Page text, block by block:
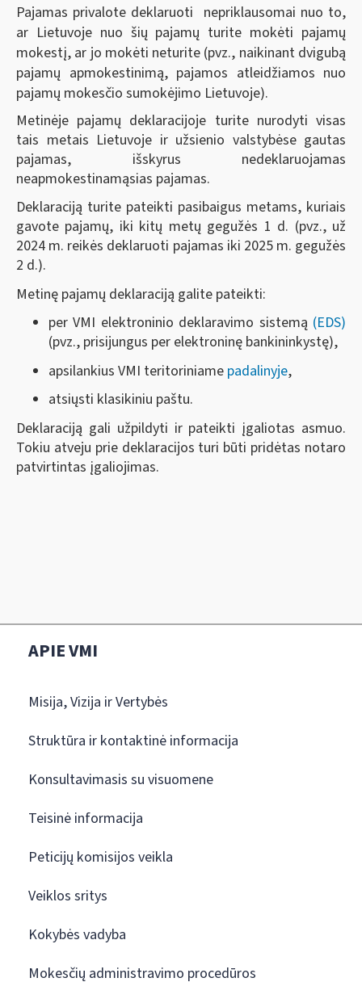
Pajamas privalote deklaruoti nepriklausomai nuo to,
ar Lietuvoje nuo šių pajamų turite mokėti pajamų
mokestį, ar jo mokėti neturite (pvz., naikinant dvigubą
pajamų apmokestinimą, pajamos atleidžiamos nuo
pajamų mokesčio sumokėjimo Lietuvoje).
Metinėje pajamų deklaracijoje turite nurodyti visas
tais metais Lietuvoje ir užsienio valstybėse gautas
pajamas, išskyrus nedeklaruojamas
neapmokestinamąsias pajamas.
Deklaraciją turite pateikti pasibaigus metams, kuriais
gavote pajamų, iki kitų metų gegužės 1 d. (pvz., už
2024 m. reikės deklaruoti pajamas iki 2025 m. gegužės
2 d.).
Metinę pajamų deklaraciją galite pateikti:
per VMI elektroninio deklaravimo sistemą (EDS)
(pvz., prisijungus per elektroninę bankininkystę),
apsilankius VMI teritoriniame padalinyje,
atsiųsti klasikiniu paštu.
Deklaraciją gali užpildyti ir pateikti įgaliotas asmuo.
Tokiu atveju prie deklaracijos turi būti pridėtas notaro
patvirtintas įgaliojimas.
APIE VMI
Misija, Vizija ir Vertybės
Struktūra ir kontaktinė informacija
Konsultavimasis su visuomene
Teisinė informacija
Peticijų komisijos veikla
Veiklos sritys
Kokybės vadyba
Mokesčių administravimo procedūros